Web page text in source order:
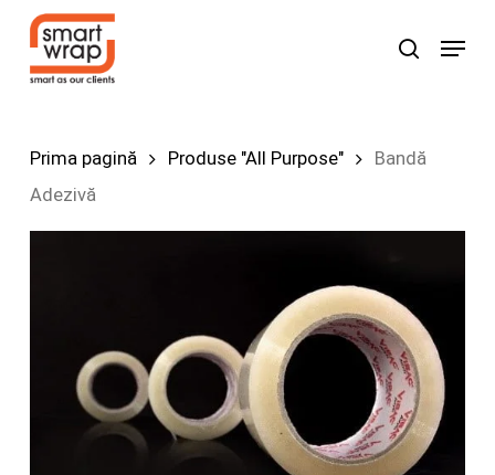
Skip
mainSearch
search
Menu
Prima pagină Produse "All Purpose"
Bandă
Adezivă